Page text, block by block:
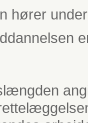
hører